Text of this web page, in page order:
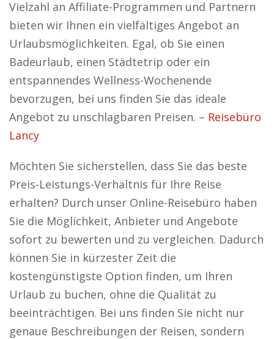
Vielzahl an Affiliate-Programmen und Partnern
bieten wir Ihnen ein vielfältiges Angebot an
Urlaubsmöglichkeiten. Egal, ob Sie einen
Badeurlaub, einen Städtetrip oder ein
entspannendes Wellness-Wochenende
bevorzugen, bei uns finden Sie das ideale
Angebot zu unschlagbaren Preisen. – Reisebüro
Lancy
Möchten Sie sicherstellen, dass Sie das beste
Preis-Leistungs-Verhältnis für Ihre Reise
erhalten? Durch unser Online-Reisebüro haben
Sie die Möglichkeit, Anbieter und Angebote
sofort zu bewerten und zu vergleichen. Dadurch
können Sie in kürzester Zeit die
kostengünstigste Option finden, um Ihren
Urlaub zu buchen, ohne die Qualität zu
beeinträchtigen. Bei uns finden Sie nicht nur
genaue Beschreibungen der Reisen, sondern